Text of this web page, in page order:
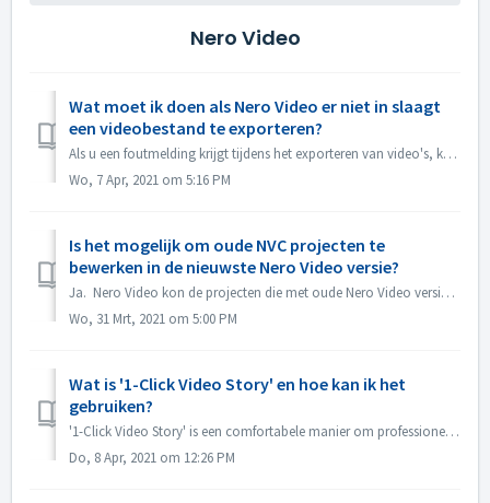
Nero Video
Wat moet ik doen als Nero Video er niet in slaagt
een videobestand te exporteren?
Als u een foutmelding krijgt tijdens het exporteren van video's, kunt u het hieronder proberen 1. Ga naar C:\Users[Huidige gebruiker]\AppData\Roaming[Hu...
Wo, 7 Apr, 2021 om 5:16 PM
Is het mogelijk om oude NVC projecten te
bewerken in de nieuwste Nero Video versie?
Ja. Nero Video kon de projecten die met oude Nero Video versies waren gemaakt openen en bewerken. Maar de oude Nero Video kan geen projecten openen die m...
Wo, 31 Mrt, 2021 om 5:00 PM
Wat is '1-Click Video Story' en hoe kan ik het
gebruiken?
'1-Click Video Story' is een comfortabele manier om professionele diavoorstellingen en films te maken, gewoon via drag & drop, en slechts één kl...
Do, 8 Apr, 2021 om 12:26 PM